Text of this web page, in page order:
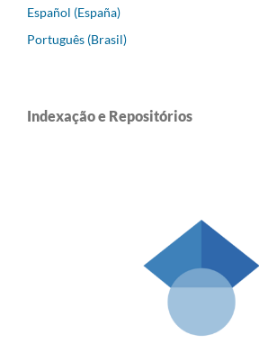
Español (España)
Português (Brasil)
Indexação e Repositórios